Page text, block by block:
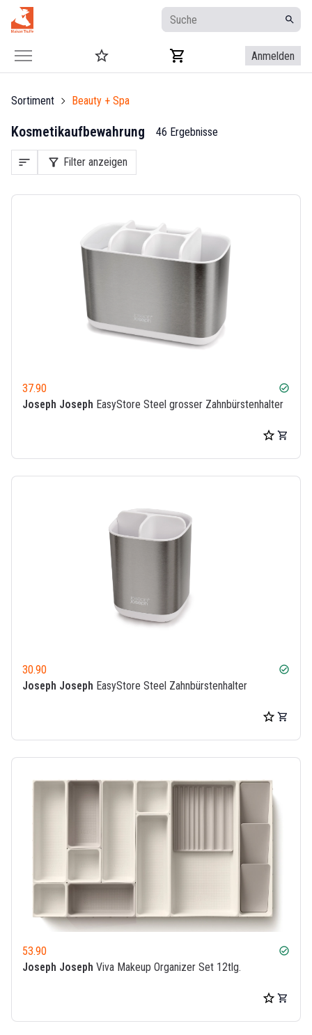
Anmelden
Sortiment Beauty + Spa
Kosmetikaufbewahrung 46 Ergebnisse
sort filter_alt Filter anzeigen
37.90 check_circle
Joseph Joseph EasyStore Steel grosser Zahnbürstenhalter
30.90 check_circle
Joseph Joseph EasyStore Steel Zahnbürstenhalter
53.90 check_circle
Joseph Joseph Viva Makeup Organizer Set 12tlg.